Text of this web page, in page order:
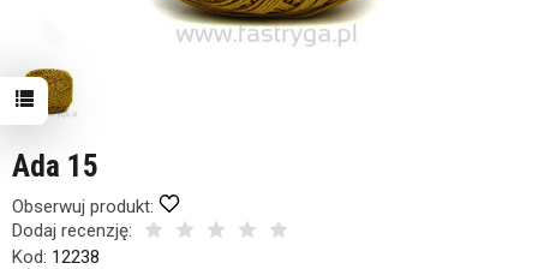
Ada 15
Obserwuj produkt:
Dodaj recenzję:
Kod: 12238